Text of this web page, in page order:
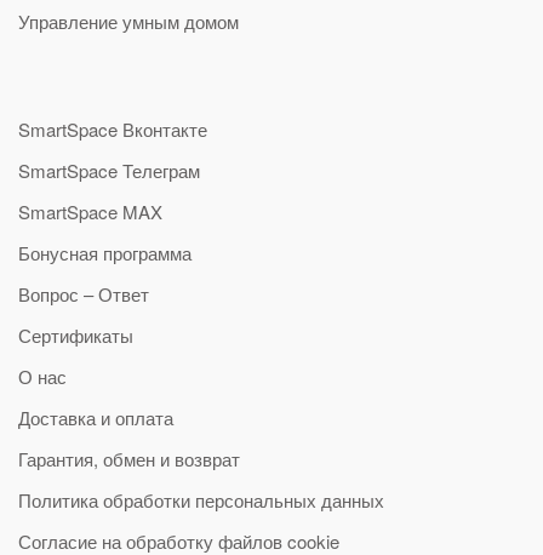
Управление умным домом
SmartSpace Вконтакте
SmartSpace Телеграм
SmartSpace MAX
Бонусная программа
Вопрос – Ответ
Сертификаты
О нас
Доставка и оплата
Гарантия, обмен и возврат
Политика обработки персональных данных
Согласие на обработку файлов cookie